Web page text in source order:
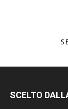
SCELTO